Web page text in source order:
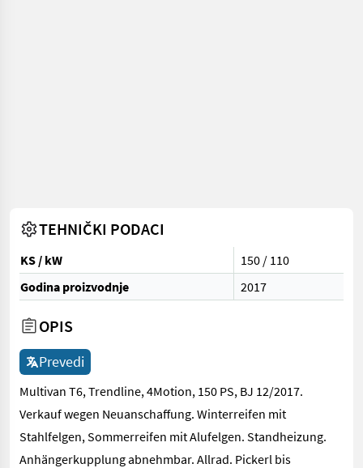
TEHNIČKI PODACI
KS / kW
150 / 110
Godina proizvodnje
2017
OPIS
Prevedi
Multivan T6, Trendline, 4Motion, 150 PS, BJ 12/2017.
Verkauf wegen Neuanschaffung. Winterreifen mit
Stahlfelgen, Sommerreifen mit Alufelgen. Standheizung.
Anhängerkupplung abnehmbar. Allrad. Pickerl bis